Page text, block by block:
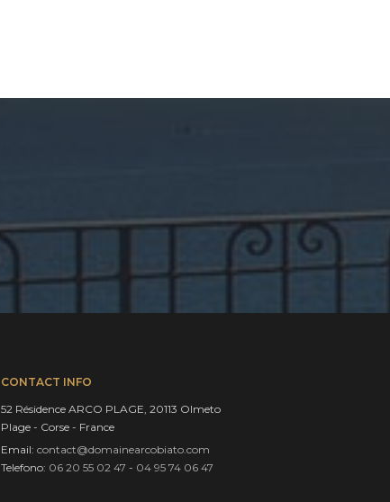
CONTACT INFO
52 Résidence ARCO PLAGE, 20113 Olmeto
Plage - Corse - France
Email: contact@domainearcobiato.com
Telefono: 06 20 55 02 47 - 04 95 74 06 47